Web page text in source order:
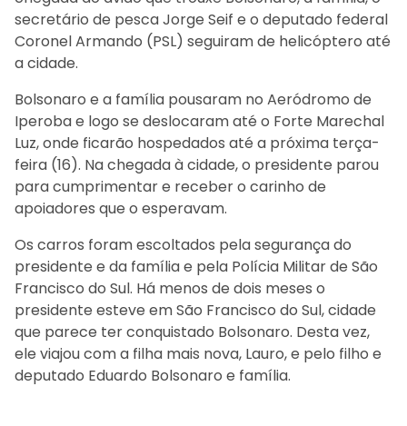
secretário de pesca Jorge Seif e o deputado federal
Coronel Armando (PSL) seguiram de helicóptero até
a cidade.
Bolsonaro e a família pousaram no Aeródromo de
Iperoba e logo se deslocaram até o Forte Marechal
Luz, onde ficarão hospedados até a próxima terça-
feira (16). Na chegada à cidade, o presidente parou
para cumprimentar e receber o carinho de
apoiadores que o esperavam.
Os carros foram escoltados pela segurança do
presidente e da família e pela Polícia Militar de São
Francisco do Sul. Há menos de dois meses o
presidente esteve em São Francisco do Sul, cidade
que parece ter conquistado Bolsonaro. Desta vez,
ele viajou com a filha mais nova, Lauro, e pelo filho e
deputado Eduardo Bolsonaro e família.